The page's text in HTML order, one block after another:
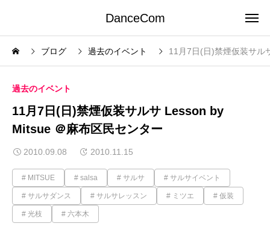
DanceCom
ブログ 過去のイベント 11月7日(日)禁煙仮装サル
過去のイベント
11月7日(日)禁煙仮装サルサ Lesson by
Mitsue ＠麻布区民センター
2010.09.08 2010.11.15
MITSUE salsa サルサ サルサイベント
サルサダンス サルサレッスン ミツエ 仮装
光枝 六本木